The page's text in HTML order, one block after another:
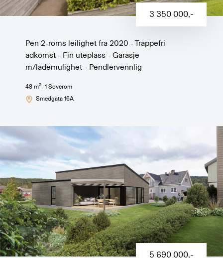
3 350 000,-
Pen 2-roms leilighet fra 2020 - Trappefri
adkomst - Fin uteplass - Garasje
m/lademulighet - Pendlervennlig
48 m2, 1 Soverom
Smedgata 16A
5 690 000,-